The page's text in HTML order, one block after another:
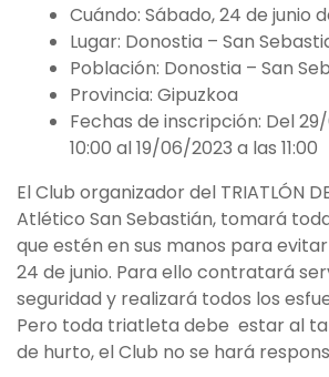
Cuándo: Sábado, 24 de junio
Lugar: Donostia – San
Población: Donostia – San
Provincia: Gipuzkoa
Fechas de inscripción: Del
10:00 al 19/06/2023 a las 11:00
El Club organizador del TRIATLÓN
Atlético San Sebastián, tomará
que estén en sus manos para
24 de junio. Para ello contratará
seguridad y realizará todos los
Pero toda triatleta debe estar al
de hurto, el Club no se hará